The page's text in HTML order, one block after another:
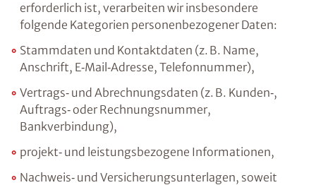
erforderlich ist, verarbeiten wir insbesondere
folgende Kategorien personenbezogener Daten:
Stammdaten und Kontaktdaten (z. B. Name,
Anschrift, E‑Mail‑Adresse, Telefonnummer),
Vertrags‑ und Abrechnungsdaten (z. B. Kunden‑,
Auftrags‑ oder Rechnungsnummer,
Bankverbindung),
projekt‑ und leistungsbezogene Informationen,
Nachweis‑ und Versicherungsunterlagen, soweit